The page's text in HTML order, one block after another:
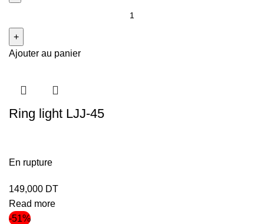
Ajouter au panier
Ring light LJJ-45
En rupture
149,000 DT
Read more
-51%